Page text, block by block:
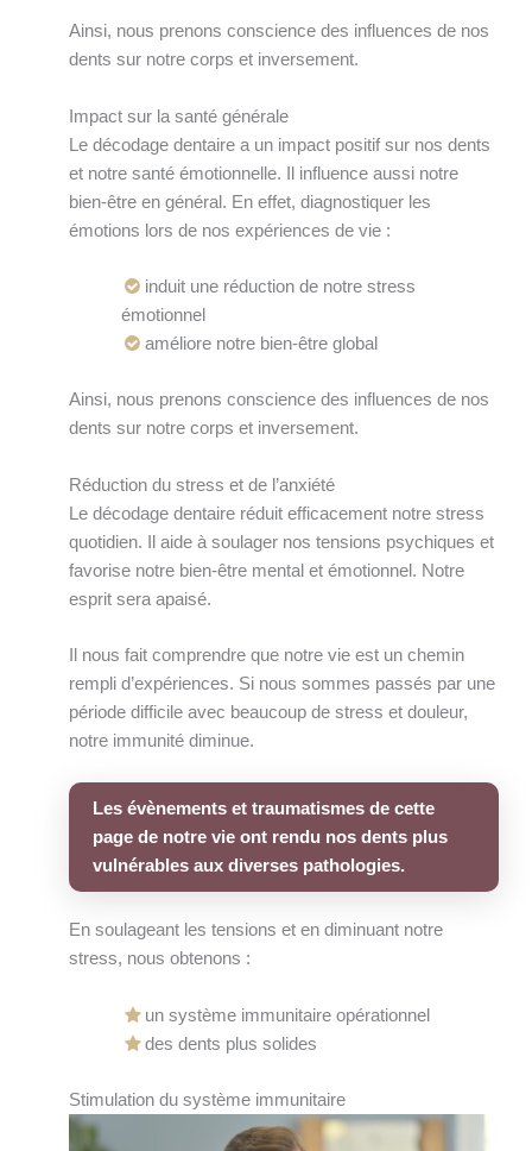
Ainsi, nous prenons conscience des influences de nos
dents sur notre corps et inversement.
Impact sur la santé générale
Le décodage dentaire a un impact positif sur nos dents
et notre santé émotionnelle. Il influence aussi notre
bien-être en général. En effet, diagnostiquer les
émotions lors de nos expériences de vie :
induit une réduction de notre stress
émotionnel
améliore notre bien-être global
Ainsi, nous prenons conscience des influences de nos
dents sur notre corps et inversement.
Réduction du stress et de l’anxiété
Le décodage dentaire réduit efficacement notre stress
quotidien. Il aide à soulager nos tensions psychiques et
favorise notre bien-être mental et émotionnel. Notre
esprit sera apaisé.
Il nous fait comprendre que notre vie est un chemin
rempli d’expériences. Si nous sommes passés par une
période difficile avec beaucoup de stress et douleur,
notre immunité diminue.
Les évènements et traumatismes de cette
page de notre vie ont rendu nos dents plus
vulnérables aux diverses pathologies.
En soulageant les tensions et en diminuant notre
stress, nous obtenons :
un système immunitaire opérationnel
des dents plus solides
Stimulation du système immunitaire